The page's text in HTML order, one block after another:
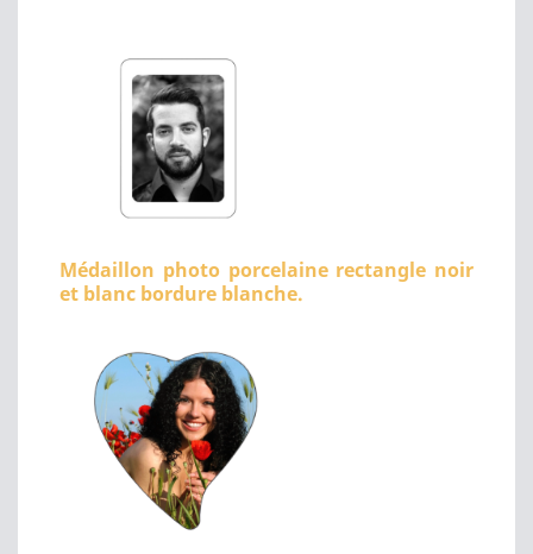
Médaillon photo porcelaine rectangle noir
et blanc bordure blanche.